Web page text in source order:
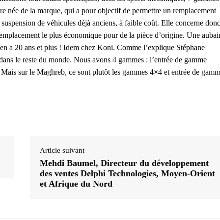
née de la marque, qui a pour objectif de permettre un remplacement
de véhicules déjà anciens, à faible coût. Elle concerne donc
le plus économique pour de la pièce d’origine. Une
a 20 ans et plus ! Idem chez Koni. Comme l’explique Stéphane
le reste du monde. Nous avons 4 gammes : l’entrée de gamme
sur le Maghreb, ce sont plutôt les gammes 4×4 et entrée de
Article suivant
Mehdi Baumel, Directeur du développement
des ventes Delphi Technologies, Moyen-Orient
et Afrique du Nord